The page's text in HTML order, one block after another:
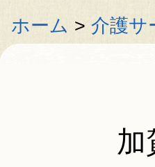
ホーム > 介護サ
加